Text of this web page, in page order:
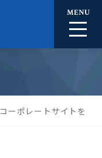
MENU
コーポレートサイトをリ